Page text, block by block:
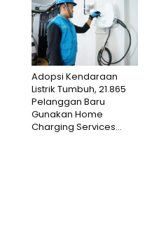
Adopsi Kendaraan
Listrik Tumbuh, 21.865
Pelanggan Baru
Gunakan Home
Charging Services...